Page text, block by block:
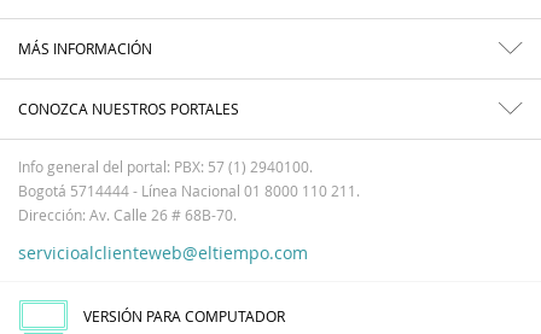
MÁS INFORMACIÓN
CONOZCA NUESTROS PORTALES
Info general del portal: PBX: 57 (1) 2940100.
Bogotá 5714444 - Línea Nacional 01 8000 110 211.
Dirección: Av. Calle 26 # 68B-70.
servicioalclienteweb@eltiempo.com
VERSIÓN PARA COMPUTADOR